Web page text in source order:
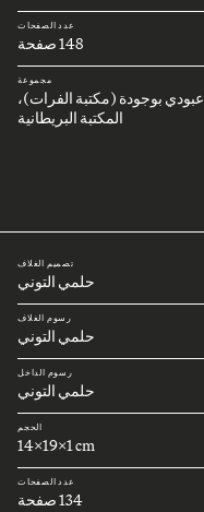
عدد الصفحات
148 صفحة
مجموعة
عبودي بوجودة (مكتبة الفرات)،
المكتبة البريطانية
تصميم الغلاف
حلمي التوني
رسوم الغلاف
حلمي التوني
رسوم الداخل
حلمي التوني
الحجم
14x19x1 cm
عدد الصفحات
134 صفحة